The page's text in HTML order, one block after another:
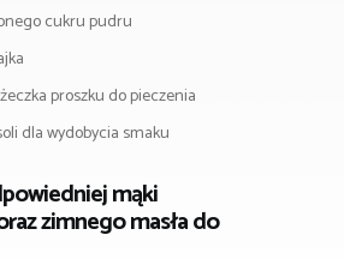
cukru pudru
proszku do pieczenia
dla wydobycia smaku
mąki
zimnego masła do